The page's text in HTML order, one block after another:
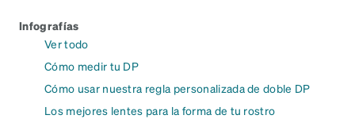
Infografías
Ver todo
Cómo medir tu DP
Cómo usar nuestra regla personalizada de doble DP
Los mejores lentes para la forma de tu rostro